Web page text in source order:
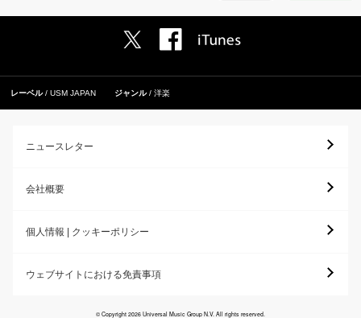
レーベル USM JAPAN ジャンル 洋楽
ニュースレター
会社概要
個人情報 | クッキーポリシー
ウェブサイトにおける免責事項
© Copyright 2026 Universal Music Group N.V. All rights reserved.